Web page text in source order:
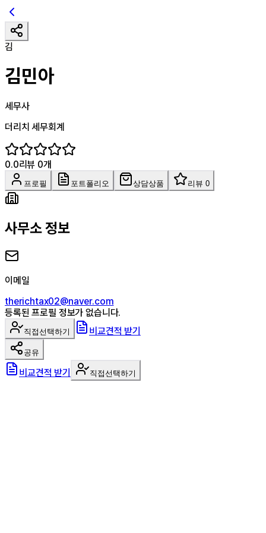
김
김민아
세무사
더리치 세무회계
0.0리뷰 0개
프로필 포트폴리오 상담상품 리뷰 0
사무소 정보
이메일
therichtax02@naver.com
등록된 프로필 정보가 없습니다.
직접선택하기 비교견적 받기
공유
비교견적 받기 직접선택하기